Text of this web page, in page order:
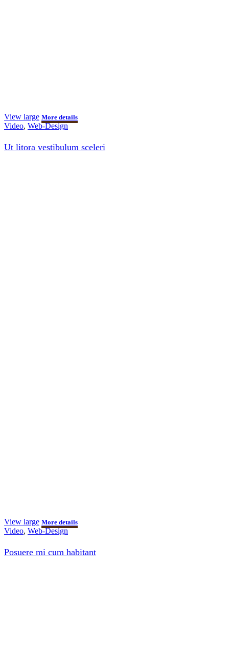
View large More details
Video, Web-Design
Ut litora vestibulum sceleri
View large More details
Video, Web-Design
Posuere mi cum habitant